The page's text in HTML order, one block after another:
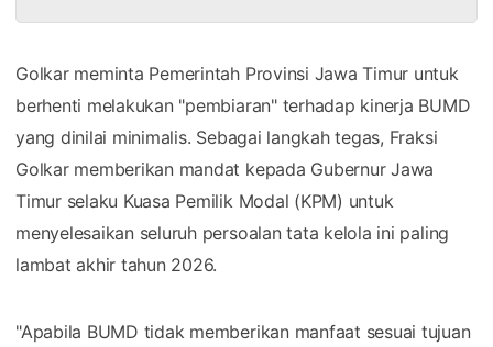
Golkar meminta Pemerintah Provinsi Jawa Timur untuk
berhenti melakukan "pembiaran" terhadap kinerja BUMD
yang dinilai minimalis. Sebagai langkah tegas, Fraksi
Golkar memberikan mandat kepada Gubernur Jawa
Timur selaku Kuasa Pemilik Modal (KPM) untuk
menyelesaikan seluruh persoalan tata kelola ini paling
lambat akhir tahun 2026.
"Apabila BUMD tidak memberikan manfaat sesuai tujuan